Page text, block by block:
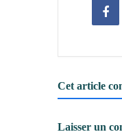
Cet article
Laisser un